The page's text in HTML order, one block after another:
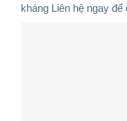
kháng Liên hệ ngay